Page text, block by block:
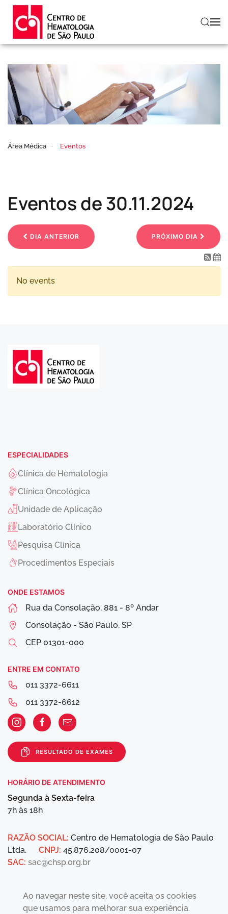
Skip to main content
Área Médica Eventos
Eventos de 30.11.2024
DIA ANTERIOR PRÓXIMO DIA
No events
ESPECIALIDADES
Clínica de Hematologia
Clínica Oncológica
Unidade de Aplicação
Laboratório Clínico
Pesquisa Clínica
Procedimentos Especiais
ONDE ESTAMOS
Rua da Consolação, 881 - 8º Andar
Consolação - São Paulo, SP
CEP 01301-000
ENTRE EM CONTATO
011 3372-6611
011 3372-6612
RESULTADO DE EXAMES
HORÁRIO DE ATENDIMENTO
Segunda à Sexta-feira
7h às 18h
RAZÃO SOCIAL: Centro de Hematologia de São Paulo
Ltda. CNPJ: 45.876.208/0001-07
SAC: sac@chsp.org.br
Ao navegar neste site, você aceita os cookies
que usamos para melhorar sua experiência.